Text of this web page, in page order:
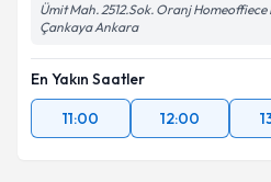
Ümit Mah. 2512.Sok. Oranj
Çankaya Ankara
En Yakın Saatler
11:00
12:00